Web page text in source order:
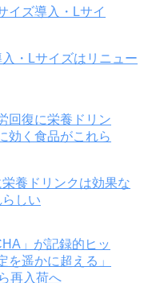
・Lサイズはリニュー
養ドリンクは効果な
しい